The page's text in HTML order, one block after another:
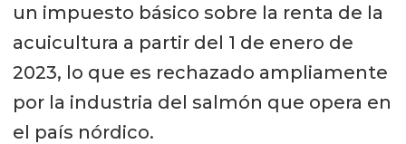
un impuesto básico sobre la renta de la
acuicultura a partir del 1 de enero de
2023, lo que es rechazado ampliamente
por la industria del salmón que opera en
el país nórdico.